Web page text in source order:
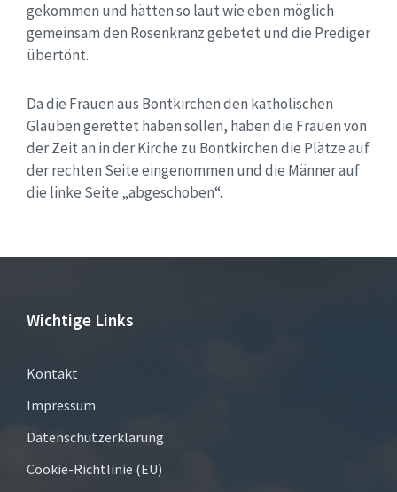
gekommen und hätten so laut wie eben möglich
gemeinsam den Rosenkranz gebetet und die Prediger
übertönt.
Da die Frauen aus Bontkirchen den katholischen
Glauben gerettet haben sollen, haben die Frauen von
der Zeit an in der Kirche zu Bontkirchen die Plätze auf
der rechten Seite eingenommen und die Männer auf
die linke Seite „abgeschoben“.
Wichtige Links
Kontakt
Impressum
Datenschutzerklärung
Cookie-Richtlinie (EU)